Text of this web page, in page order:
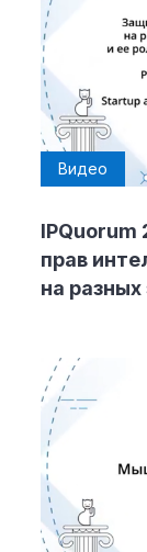
Видео
IPQuorum
прав
на разных